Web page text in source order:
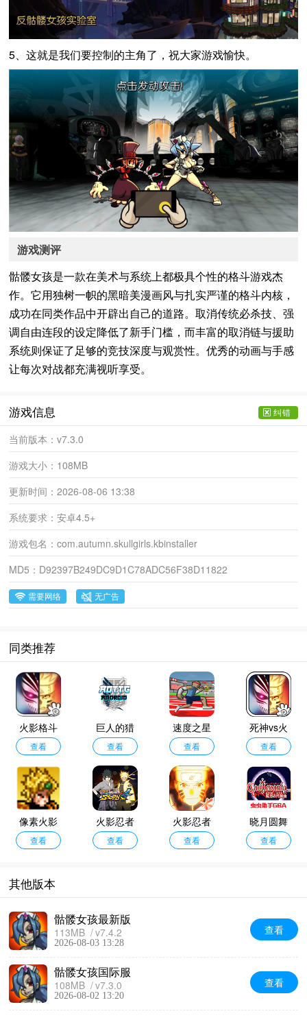
5、这就是我们要控制的主角了，祝大家游戏愉快。
游戏测评
骷髅女孩是一款在美术与系统上都极具个性的格斗游戏杰
作。它用独树一帜的黑暗美漫画风与扎实严谨的格斗内核，
成功在同类作品中开辟出自己的道路。取消传统必杀技、强
调自由连段的设定降低了新手门槛，而丰富的取消链与援助
系统则保证了足够的竞技深度与观赏性。优秀的动画与手感
让每次对战都充满视听享受。
游戏信息
当前版本：v7.3.0
游戏大小： 108MB
更新时间：2026-08-06 13:38
系统要求：安卓4.5+
游戏包名：com.autumn.skullgirls.kbinstaller
MD5： D92397B249DC9D1C78ADC56F38D11822
需要网络 无广告
纠错
同类推荐
火影格斗
mugen安
卓版
查看
巨人的猎
手最新版
查看
速度之星
汉化版
查看
死神vs火
影3.3手机
版
查看
像素火影
全忍者版
查看
火影忍者
究极风暴4
查看
火影忍者
疾风传体
查看
晓月圆舞
曲中文版
查看
其他版本
骷髅女孩最新版
113MB v7.4.2
2026-08-03 13:28
查看
骷髅女孩国际服
108MB v7.3.0
2026-08-02 13:20
查看